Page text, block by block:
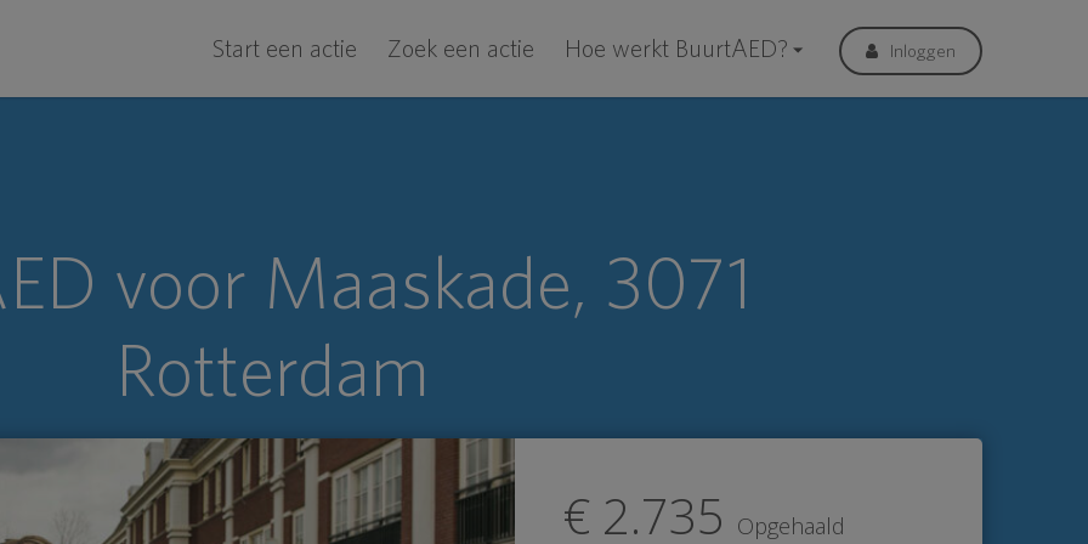
Start een actie Zoek een actie Hoe werkt BuurtAED? Inloggen
voor Maaskade, 3071
Rotterdam
€ 2.735 Opgehaald